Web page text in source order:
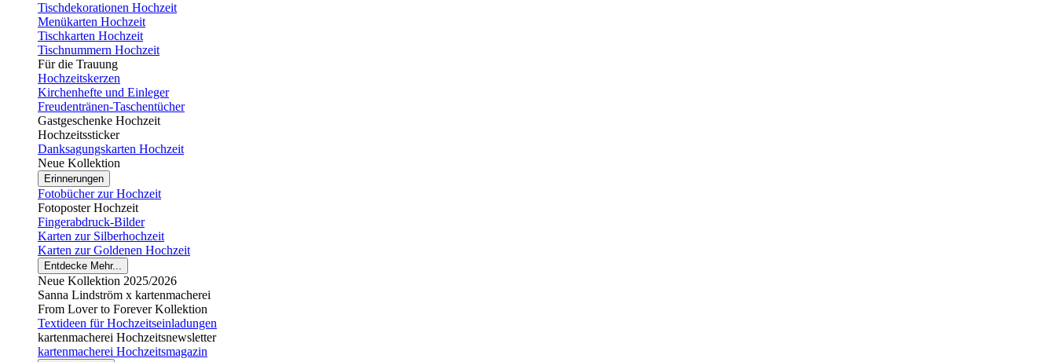
Tischdekorationen Hochzeit
Menükarten Hochzeit
Tischkarten Hochzeit
Tischnummern Hochzeit
Für die Trauung
Hochzeitskerzen
Kirchenhefte und Einleger
Freudentränen-Taschentücher
Gastgeschenke Hochzeit
Hochzeitssticker
Danksagungskarten Hochzeit
Neue Kollektion
Erinnerungen
Fotobücher zur Hochzeit
Fotoposter Hochzeit
Fingerabdruck-Bilder
Karten zur Silberhochzeit
Karten zur Goldenen Hochzeit
Entdecke Mehr...
Neue Kollektion 2025/2026
Sanna Lindström x kartenmacherei
From Lover to Forever Kollektion
Textideen für Hochzeitseinladungen
kartenmacherei Hochzeitsnewsletter
kartenmacherei Hochzeitsmagazin